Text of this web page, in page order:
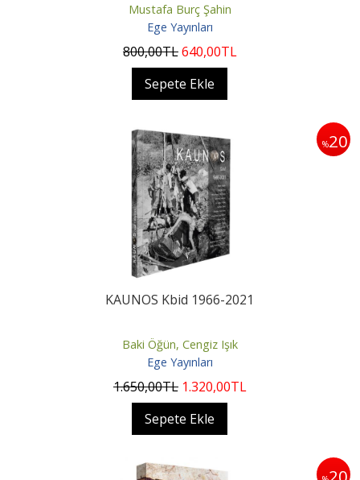
Mustafa Burç Şahin
Ege Yayınları
800,00TL640,00TL
Sepete Ekle
%20
KAUNOS Kbid 1966-2021
Baki Öğün, Cengiz Işık
Ege Yayınları
1.650,00TL 1.320,00TL
Sepete Ekle